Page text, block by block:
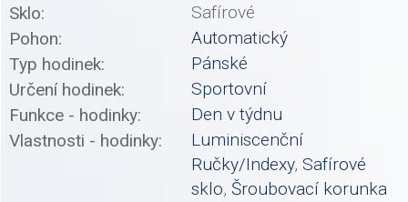
Sklo:
Safírové
Pohon:
Automatický
Typ hodinek:
Pánské
Určení hodinek:
Sportovní
Funkce - hodinky:
Den v týdnu
Vlastnosti - hodinky:
Luminiscenční
Ručky/Indexy, Safírové
sklo, Šroubovací korunka